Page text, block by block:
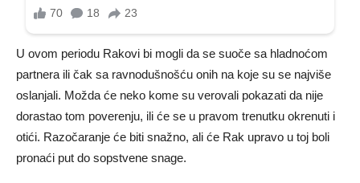
U ovom periodu Rakovi bi mogli da se suoče sa hladnoćom
partnera ili čak sa ravnodušnošću onih na koje su se najviše
oslanjali. Možda će neko kome su verovali pokazati da nije
dorastao tom poverenju, ili će se u pravom trenutku okrenuti i
otići. Razočaranje će biti snažno, ali će Rak upravo u toj boli
pronaći put do sopstvene snage.